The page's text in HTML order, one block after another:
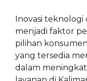
Inovasi teknologi
menjadi faktor
pilihan
yang tersedia
dalam